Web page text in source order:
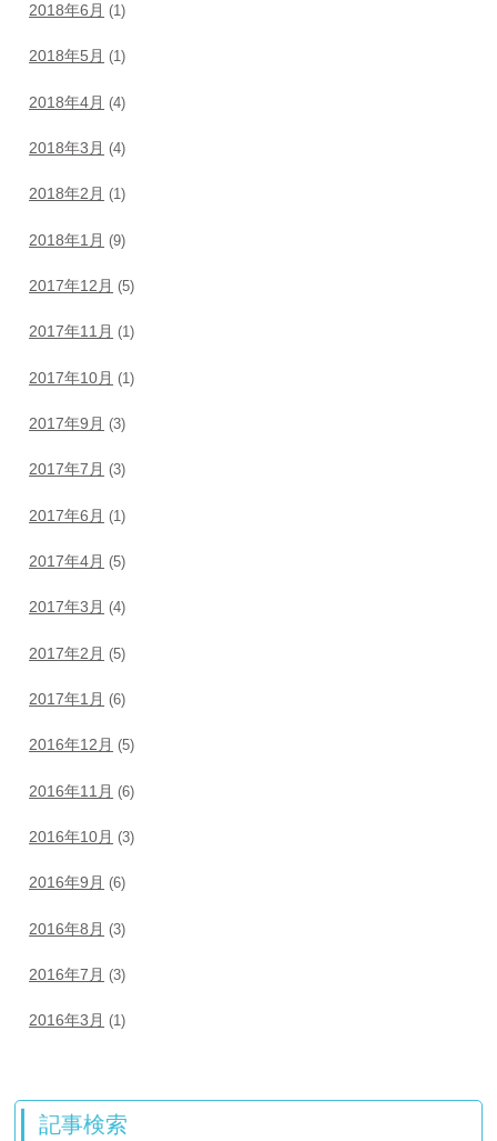
2018年6月 (1)
2018年5月 (1)
2018年4月 (4)
2018年3月 (4)
2018年2月 (1)
2018年1月 (9)
2017年12月 (5)
2017年11月 (1)
2017年10月 (1)
2017年9月 (3)
2017年7月 (3)
2017年6月 (1)
2017年4月 (5)
2017年3月 (4)
2017年2月 (5)
2017年1月 (6)
2016年12月 (5)
2016年11月 (6)
2016年10月 (3)
2016年9月 (6)
2016年8月 (3)
2016年7月 (3)
2016年3月 (1)
記事検索